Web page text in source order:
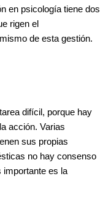
en psicología tiene dos
rigen el
de esta gestión.
difícil, porque hay
acción. Varias
sus propias
no hay consenso
es la